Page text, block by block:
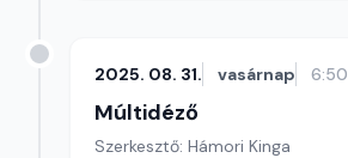
2025. 08. 31. vasárnap 6:50
Múltidéző
Szerkesztő: Hámori Kinga